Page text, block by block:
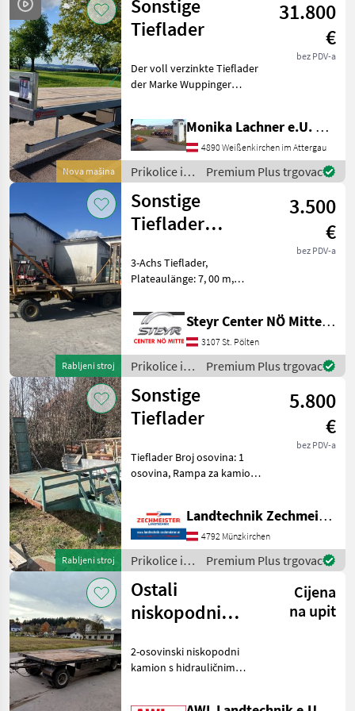
vozila /
Sonstige
Nova mašina
Sonstige
Tieflader
31.800
€
bez PDV-a
Der voll verzinkte Tieflader
der Marke Wuppinger
und ist ideal für den
Transport von schweren
Lasten geeignet. Der
Monika Lachner e.U. Maschinenhandel
4890 Weißenkirchen im Attergau
Prikolice i
transportna
vozila /
Sonstige
Premium Plus trgovac
Rabljeni stroj
Sonstige
Tieflader
3.500
€
bez PDV-a
3-Achs Tieflader,
Plateaulänge: 7, 00 m,
funktionstüchtig,
Vorderachse defekt,
Bereifung: 7.00-12,
PRIVATVERKAUF Broj
osovina: 3 osovine, Kočnica
Steyr Center NÖ Mitte Landmaschinentechnik GmbH
3107 St. Pölten
Prikolice i
transportna
vozila /
Sonstige
Premium Plus trgovac
Rabljeni stroj
Sonstige
Tieflader
5.800
€
bez PDV-a
Tieflader Broj osovina: 1
osovina, Rampa za kamion:
utovarivači
Landtechnik Zechmeister GmbH & Co KG
4792 Münzkirchen
Prikolice i
transportna
vozila /
Sonstige
Premium Plus trgovac
Ostali
niskopodni
osovine
Cijena
na upit
2-osovinski niskopodni
kamion s hidrauličnim